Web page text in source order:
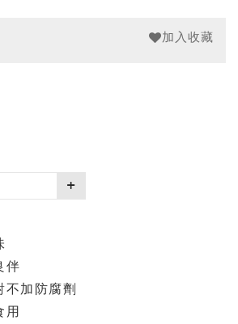
加入收藏
伴
加防腐劑
用